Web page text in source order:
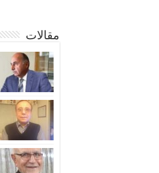
مقالات